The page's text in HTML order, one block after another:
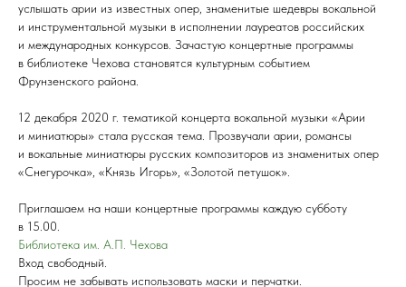
услышать арии из известных опер, знаменитые шедевры вокальной
и инструментальной музыки в исполнении лауреатов российских
и международных конкурсов. Зачастую концертные программы
в библиотеке Чехова становятся культурным событием
Фрунзенского района.
12 декабря 2020 г. тематикой концерта вокальной музыки «Арии
и миниатюры» стала русская тема. Прозвучали арии, романсы
и вокальные миниатюры русских композиторов из знаменитых опер
«Снегурочка», «Князь Игорь», «Золотой петушок».
Приглашаем на наши концертные программы каждую субботу
в 15.00.
Библиотека им. А.П. Чехова
Вход свободный.
Просим не забывать использовать маски и перчатки.